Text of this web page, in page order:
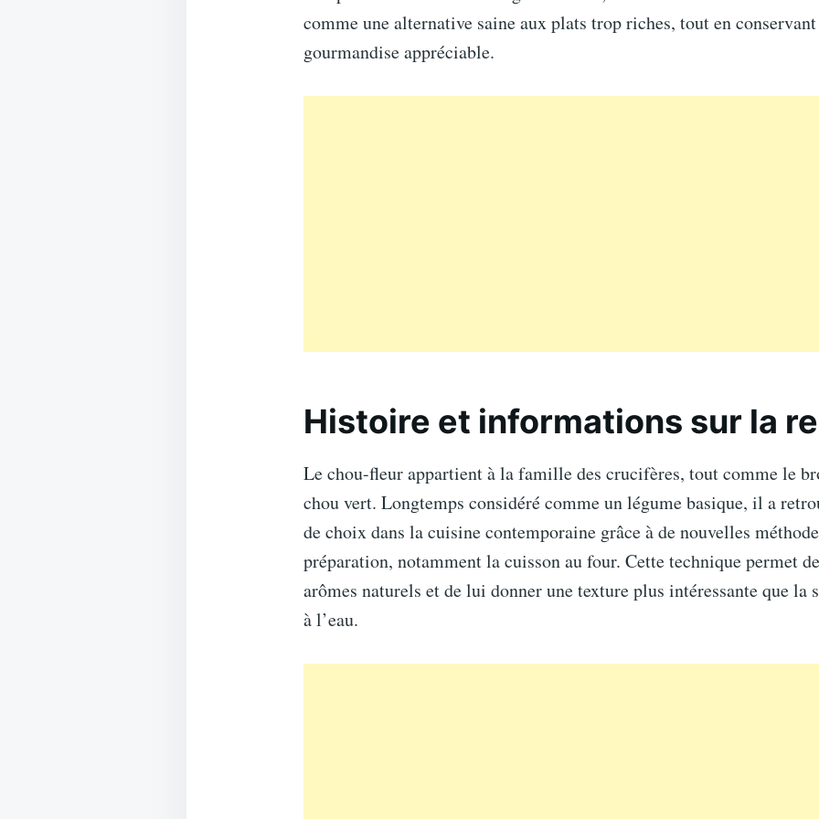
comme une alternative saine aux plats trop riches, tout en
gourmandise appréciable.
Histoire et informations sur la
Le chou-fleur appartient à la famille des crucifères, tout comme le
chou vert. Longtemps considéré comme un légume basique, il a
de choix dans la cuisine contemporaine grâce à de nouvelles
préparation, notamment la cuisson au four. Cette technique permet
arômes naturels et de lui donner une texture plus intéressante que la
à l’eau.